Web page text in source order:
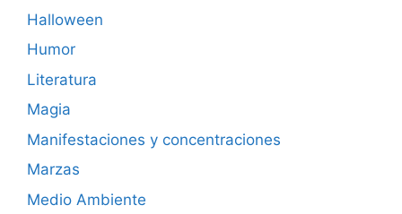
Halloween
Humor
Literatura
Magia
Manifestaciones y concentraciones
Marzas
Medio Ambiente